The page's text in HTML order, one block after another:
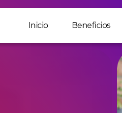
Inicio Beneficios